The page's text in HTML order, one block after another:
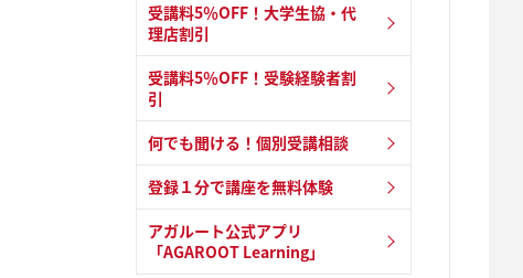
受講料5％OFF！大学生協・代
理店割引
受講料5％OFF！受験経験者割
引
何でも聞ける！個別受講相談
登録１分で講座を無料体験
アガルート公式アプリ
「AGAROOT Learning」